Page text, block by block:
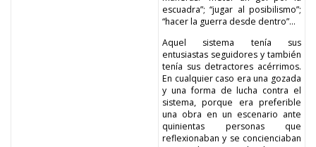
escuadra”; “jugar al posibilismo”;
“hacer la guerra desde dentro”…
Aquel sistema tenía sus
entusiastas seguidores y también
tenía sus detractores acérrimos.
En cualquier caso era una gozada
y una forma de lucha contra el
sistema, porque era preferible
una obra en un escenario ante
quinientas personas que
reflexionaban y se concienciaban